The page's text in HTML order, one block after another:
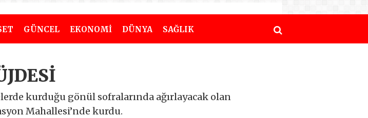
GÜNCEL EKONOMİ DÜNYA SAĞLIK
kurduğu gönül sofralarında ağırlayacak olan
Mahallesi’nde kurdu.